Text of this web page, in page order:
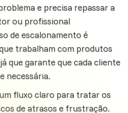
e precisa repassar a
ou profissional
de escalonamento é
trabalham com produtos
que garante que cada cliente
necessária.
fluxo claro para tratar os
de atrasos e frustração.